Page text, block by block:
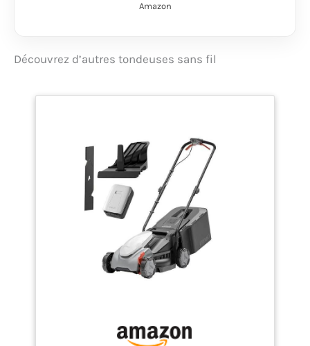
Tonte jusqu’au ras des
et des clôtures grâce
longueur d’herbe
(entre 30 et 60 mm)
Livré avec : CityMower
18V-32-300, 1 batterie
PBA 18V 4.0 Ah W-C,
chargeur AL 1830 CV,
emballage carton
Toute la liberté du
sans fil grâce à la
batterie 18 V Bosch
poignées Ergoflex
Amazon
Découvrez d’autres tondeuses sans fil